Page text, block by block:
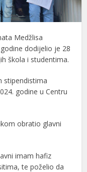
Medžlisa
dodijelio je 28
škola i studentima.
stipendistima
godine u Centru
obratio glavni
imam hafiz
te poželio da